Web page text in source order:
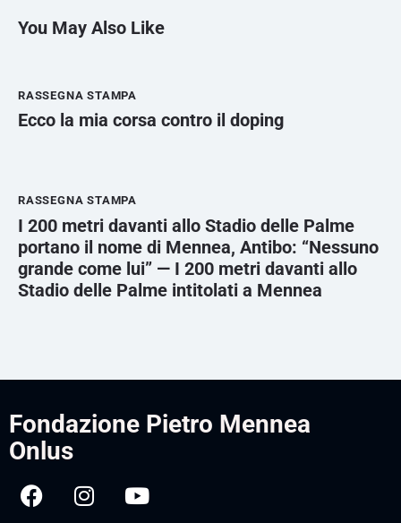
You May Also Like
RASSEGNA STAMPA
Ecco la mia corsa contro il doping
RASSEGNA STAMPA
I 200 metri davanti allo Stadio delle Palme
portano il nome di Mennea, Antibo: “Nessuno
grande come lui” — I 200 metri davanti allo
Stadio delle Palme intitolati a Mennea
Fondazione Pietro Mennea
Onlus